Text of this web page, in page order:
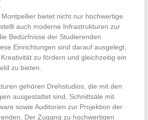
bietet nicht nur hochwertige
auch moderne Infrastrukturen zur
Bedürfnisse der Studierenden
Einrichtungen sind darauf ausgelegt,
zu fördern und gleichzeitig ein
zu bieten.
gehören Drehstudios, die mit den
ausgestattet sind, Schnittsäle mit
sowie Auditorien zur Projektion der
Der Zugang zu hochwertigen